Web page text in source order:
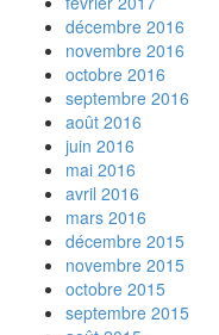
décembre 2016
novembre 2016
octobre 2016
septembre 2016
août 2016
juin 2016
mai 2016
avril 2016
mars 2016
décembre 2015
novembre 2015
octobre 2015
septembre 2015